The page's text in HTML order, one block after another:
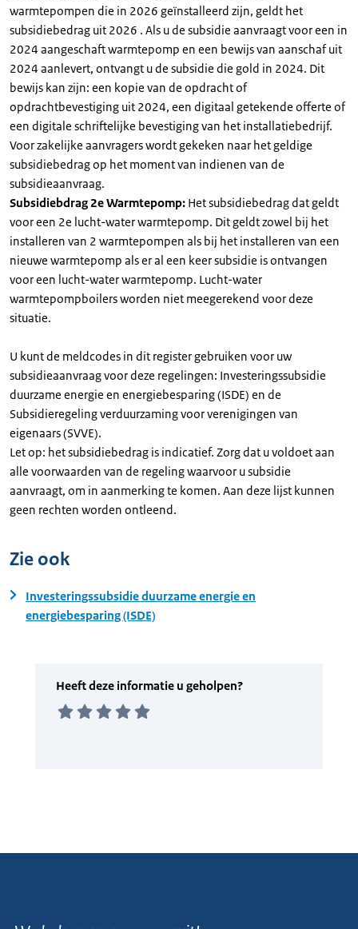
warmtepompen die in 2026 geïnstalleerd zijn, geldt het
subsidiebedrag uit 2026 . Als u de subsidie aanvraagt voor een in
2024 aangeschaft warmtepomp en een bewijs van aanschaf uit
2024 aanlevert, ontvangt u de subsidie die gold in 2024. Dit
bewijs kan zijn: een kopie van de opdracht of
opdrachtbevestiging uit 2024, een digitaal getekende offerte of
een digitale schriftelijke bevestiging van het installatiebedrijf.
Voor zakelijke aanvragers wordt gekeken naar het geldige
subsidiebedrag op het moment van indienen van de
subsidieaanvraag.
Subsidiebdrag 2e Warmtepomp: Het subsidiebedrag dat geldt
voor een 2e lucht-water warmtepomp. Dit geldt zowel bij het
installeren van 2 warmtepompen als bij het installeren van een
nieuwe warmtepomp als er al een keer subsidie is ontvangen
voor een lucht-water warmtepomp. Lucht-water
warmtepompboilers worden niet meegerekend voor deze
situatie.
U kunt de meldcodes in dit register gebruiken voor uw
subsidieaanvraag voor deze regelingen: Investeringssubsidie
duurzame energie en energiebesparing (ISDE) en de
Subsidieregeling verduurzaming voor verenigingen van
eigenaars (SVVE).
Let op: het subsidiebedrag is indicatief. Zorg dat u voldoet aan
alle voorwaarden van de regeling waarvoor u subsidie
aanvraagt, om in aanmerking te komen. Aan deze lijst kunnen
geen rechten worden ontleend.
Zie ook
Investeringssubsidie duurzame energie en
energiebesparing (ISDE)